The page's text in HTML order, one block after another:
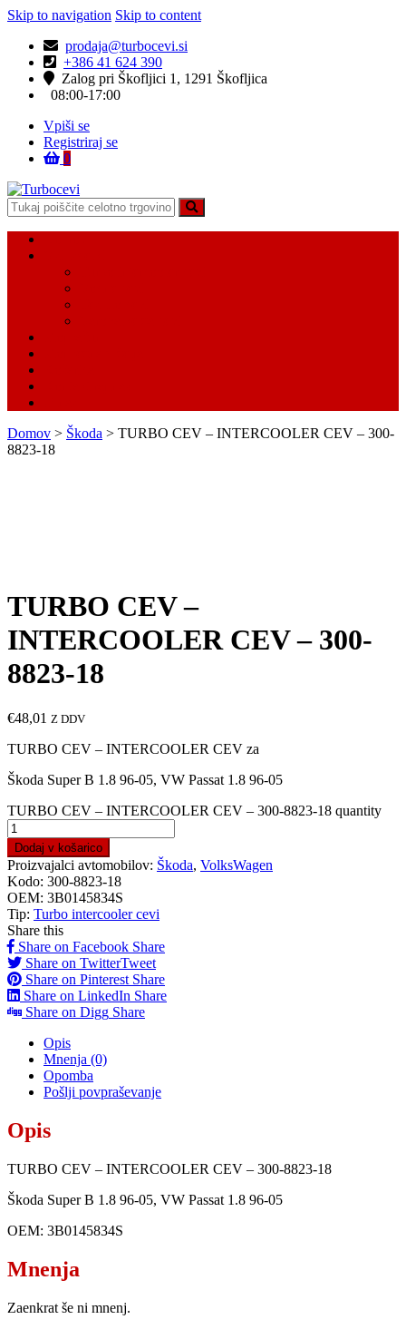
Skip to navigation Skip to content
prodaja@turbocevi.si
+386 41 624 390
Zalog pri Škofljici 1, 1291 Škofljica
08:00-17:00
Vpiši se
Registriraj se
0
Turbocevi
Turbo ideal – turbo cevi
Domov > Škoda > TURBO CEV – INTERCOOLER CEV – 300-
8823-18
TURBO CEV –
INTERCOOLER CEV – 300-
8823-18
€48,01 Z DDV
TURBO CEV – INTERCOOLER CEV za
Škoda Super B 1.8 96-05, VW Passat 1.8 96-05
TURBO CEV – INTERCOOLER CEV – 300-8823-18 quantity
Dodaj v košarico
Proizvajalci avtomobilov: Škoda, VolksWagen
Kodo: 300-8823-18
OEM: 3B0145834S
Tip: Turbo intercooler cevi
Share this
Share on Facebook Share
Share on TwitterTweet
Share on Pinterest Share
Share on LinkedIn Share
Share on Digg Share
Opis
Mnenja (0)
Opomba
Pošlji povpraševanje
Opis
TURBO CEV – INTERCOOLER CEV – 300-8823-18
Škoda Super B 1.8 96-05, VW Passat 1.8 96-05
OEM: 3B0145834S
Mnenja
Zaenkrat še ni mnenj.